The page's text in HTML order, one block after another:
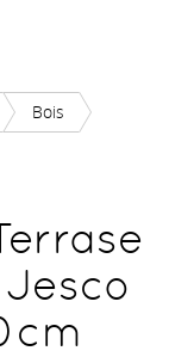
Bois